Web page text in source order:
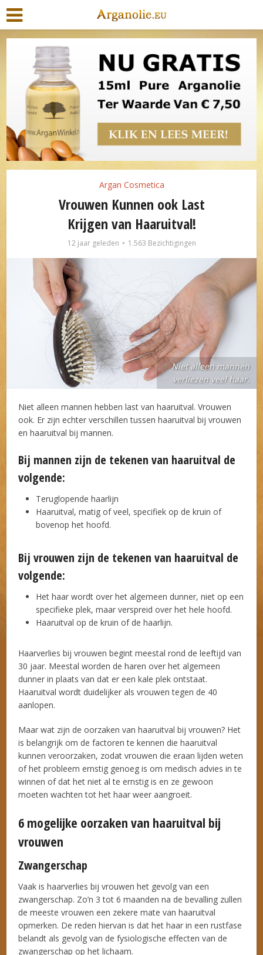
Argan Cosmetica
Vrouwen Kunnen ook Last
Krijgen van Haaruitval!
12 jaar geleden 1.563 Bezichtigingen
Niet alleen mannen
verliezen veel haar.
Niet alleen mannen hebben last van haaruitval. Vrouwen
ook. Er zijn echter verschillen tussen haaruitval bij vrouwen
en haaruitval bij mannen.
Bij mannen zijn de tekenen van haaruitval de
volgende:
Teruglopende haarlijn
Haaruitval, matig of veel, specifiek op de kruin of
bovenop het hoofd.
Bij vrouwen zijn de tekenen van haaruitval de
volgende:
Het haar wordt over het algemeen dunner, niet op een
specifieke plek, maar verspreid over het hele hoofd.
Haaruitval op de kruin of de haarlijn.
Haarverlies bij vrouwen begint meestal rond de leeftijd van
30 jaar. Meestal worden de haren over het algemeen
dunner in plaats van dat er een kale plek ontstaat.
Haaruitval wordt duidelijker als vrouwen tegen de 40
aanlopen.
Maar wat zijn de oorzaken van haaruitval bij vrouwen? Het
is belangrijk om de factoren te kennen die haaruitval
kunnen veroorzaken, zodat vrouwen die eraan lijden weten
of het probleem ernstig genoeg is om medisch advies in te
winnen of dat het niet al te ernstig is en ze gewoon
moeten wachten tot het haar weer aangroeit.
6 mogelijke oorzaken van haaruitval bij
vrouwen
Zwangerschap
Vaak is haarverlies bij vrouwen het gevolg van een
zwangerschap. Zo’n 3 tot 6 maanden na de bevalling zullen
de meeste vrouwen een zekere mate van haaruitval
opmerken. De reden hiervan is dat het haar in een rustfase
belandt als gevolg van de fysiologische effecten van de
zwangerschap op het lichaam.